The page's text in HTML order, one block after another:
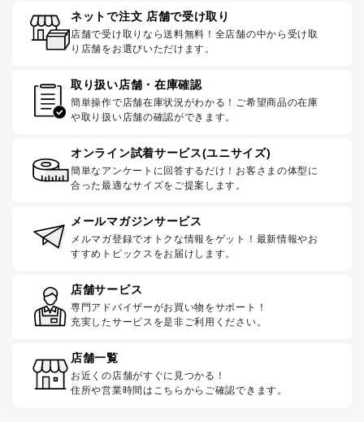
ネットで注文 店舗で受け取り
店舗で受け取りなら送料無料！全店舗の中から受け取
り店舗をお選びいただけます。
取り扱い店舗・在庫確認
簡単操作で店舗在庫状況がわかる！ご希望商品の在庫
や取り扱い店舗の確認ができます。
オンライン試着サービス(ユニサイズ)
簡単なアンケートに回答するだけ！お客さまの体型に
合った最適なサイズをご提案します。
メールマガジンサービス
メルマガ登録でオトクな情報をゲット！最新情報やお
すすめトピックスをお届けします。
店舗サービス
専門アドバイザーがお買い物をサポート！
充実したサービスを是非ご利用ください。
店舗一覧
お近くの店舗がすぐに見つかる！
住所や営業時間はこちらからご確認できます。